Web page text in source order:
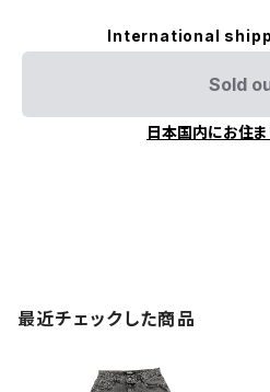
International
Sold
日本国内にお住
最近チェックした商品